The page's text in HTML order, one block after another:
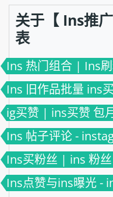
关于【 Ins推
表
Ins 热门组合 | Ins
Ins 旧作品批量 ins
ig买赞 | ins买赞 包
Ins 帖子评论 -
Ins买粉丝 | ins 粉
Ins点赞与ins曝光 -